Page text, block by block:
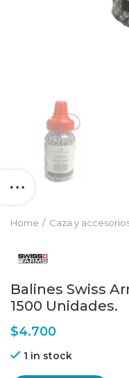
Home Caza y
Balines Swiss
1500 Unidades.
$4.700
1 in stock